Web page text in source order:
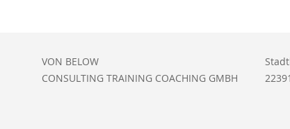
VON BELOW
CONSULTING TRAINING COACHING GMBH